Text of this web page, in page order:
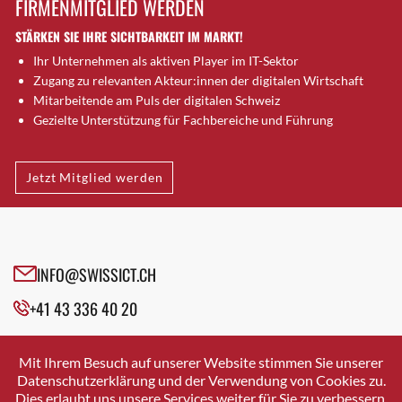
Brugg AG
Brütten
Bubendorf
Bubikon
Buchs (SG)
Bäretswil
Bülach
Cazis
Crissier
Davos Platz
Dierikon
Dietikon
FIRMENMITGLIED WERDEN
STÄRKEN SIE IHRE SICHTBARKEIT IM MARKT!
Ihr Unternehmen als aktiven Player im IT-Sektor
Zugang zu relevanten Akteur:innen der digitalen Wirtschaft
Mitarbeitende am Puls der digitalen Schweiz
Gezielte Unterstützung für Fachbereiche und Führung
Jetzt Mitglied werden
INFO@SWISSICT.CH
+41 43 336 40 20
SWISSICT
VULKANSTRASSE 120
8048 ZURICH
Mit Ihrem Besuch auf unserer Website stimmen Sie unserer
Datenschutzerklärung und der Verwendung von Cookies zu.
Dies erlaubt uns unsere Services weiter für Sie zu verbessern.